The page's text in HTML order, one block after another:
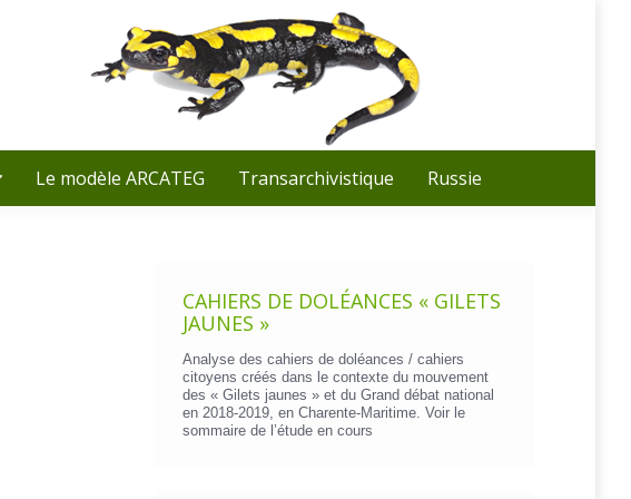
Recherche
:
Le modèle ARCATEG Transarchivistique Russie
CAHIERS DE DOLÉANCES « GILETS
JAUNES »
Analyse des cahiers de doléances / cahiers
citoyens créés dans le contexte du mouvement
des « Gilets jaunes » et du Grand débat national
en 2018-2019, en Charente-Maritime. Voir le
sommaire de l’étude en cours